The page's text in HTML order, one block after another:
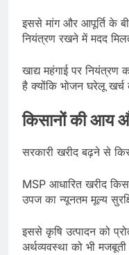
इससे मांग और आपूर्ति के
नियंत्रण रखने में मदद
खाद्य महंगाई पर नियंत्रण
है क्योंकि भोजन घरेलू खर्च
किसानों की आय
सरकारी खरीद बढ़ने से
MSP आधारित खरीद
उपज का न्यूनतम मूल्य
इससे कृषि उत्पादन को
अर्थव्यवस्था को भी